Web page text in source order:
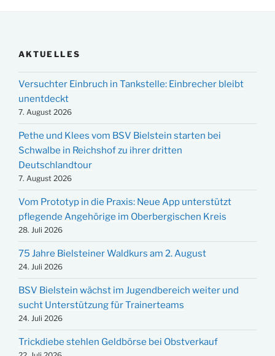
AKTUELLES
Versuchter Einbruch in Tankstelle: Einbrecher bleibt
unentdeckt
7. August 2026
Pethe und Klees vom BSV Bielstein starten bei
Schwalbe in Reichshof zu ihrer dritten
Deutschlandtour
7. August 2026
Vom Prototyp in die Praxis: Neue App unterstützt
pflegende Angehörige im Oberbergischen Kreis
28. Juli 2026
75 Jahre Bielsteiner Waldkurs am 2. August
24. Juli 2026
BSV Bielstein wächst im Jugendbereich weiter und
sucht Unterstützung für Trainerteams
24. Juli 2026
Trickdiebe stehlen Geldbörse bei Obstverkauf